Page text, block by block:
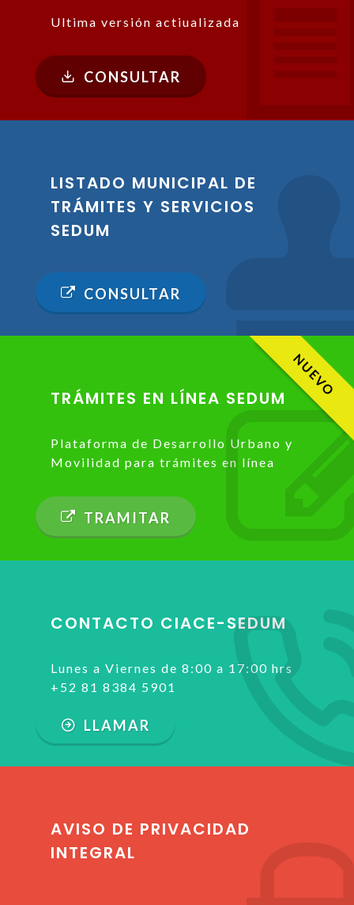
Ultima versión actiualizada
CONSULTAR
LISTADO MUNICIPAL DE
TRÁMITES Y SERVICIOS
SEDUM
CONSULTAR
NUEVO
TRÁMITES EN LÍNEA SEDUM
Plataforma de Desarrollo Urbano y
Movilidad para trámites en línea
TRAMITAR
CONTACTO CIACE-SEDUM
Lunes a Viernes de 8:00 a 17:00 hrs
+52 81 8384 5901
LLAMAR
AVISO DE PRIVACIDAD
INTEGRAL